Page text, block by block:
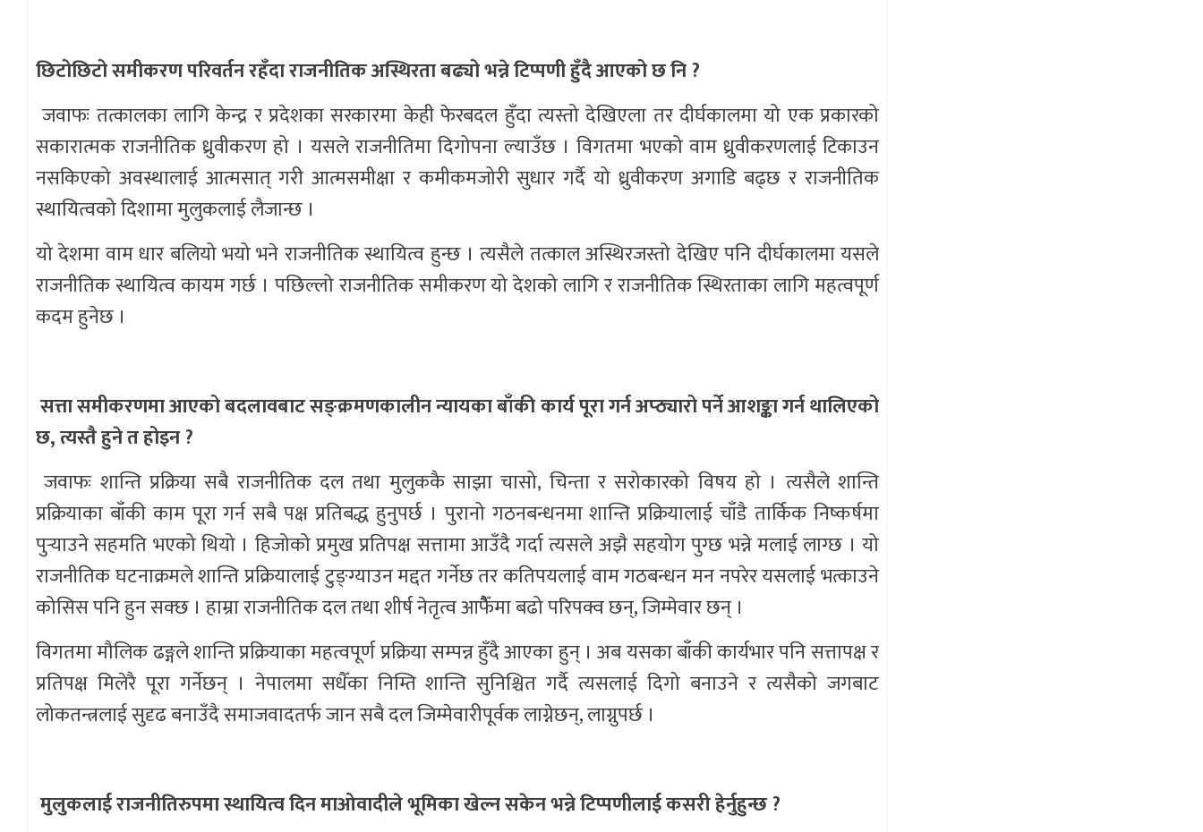
छिटोछिटो समीकरण परिवर्तन रहँदा राजनीतिक अस्थिरता बढ्यो भन्ने टिप्पणी हुँदै आएको छ नि ?
जवाफः तत्कालका लागि केन्द्र र प्रदेशका सरकारमा केही फेरबदल हुँदा त्यस्तो देखिएला तर दीर्घकालमा यो एक प्रकारको
सकारात्मक राजनीतिक ध्रुवीकरण हो । यसले राजनीतिमा दिगोपना ल्याउँछ । विगतमा भएको वाम ध्रुवीकरणलाई टिकाउन
नसकिएको अवस्थालाई आत्मसात् गरी आत्मसमीक्षा र कमीकमजोरी सुधार गर्दै यो ध्रुवीकरण अगाडि बढ्छ र राजनीतिक
स्थायित्वको दिशामा मुलुकलाई लैजान्छ ।
यो देशमा वाम धार बलियो भयो भने राजनीतिक स्थायित्व हुन्छ । त्यसैले तत्काल अस्थिरजस्तो देखिए पनि दीर्घकालमा यसले
राजनीतिक स्थायित्व कायम गर्छ । पछिल्लो राजनीतिक समीकरण यो देशको लागि र राजनीतिक स्थिरताका लागि महत्वपूर्ण
कदम हुनेछ ।
सत्ता समीकरणमा आएको बदलावबाट सङ्क्रमणकालीन न्यायका बाँकी कार्य पूरा गर्न अप्ठ्यारो पर्ने आशङ्का गर्न थालिएको
छ, त्यस्तै हुने त होइन ?
जवाफः शान्ति प्रक्रिया सबै राजनीतिक दल तथा मुलुककै साझा चासो, चिन्ता र सरोकारको विषय हो । त्यसैले शान्ति
प्रक्रियाका बाँकी काम पूरा गर्न सबै पक्ष प्रतिबद्ध हुनुपर्छ । पुरानो गठनबन्धनमा शान्ति प्रक्रियालाई चाँडै तार्किक निष्कर्षमा
पुर्‍याउने सहमति भएको थियो । हिजोको प्रमुख प्रतिपक्ष सत्तामा आउँदै गर्दा त्यसले अझै सहयोग पुग्छ भन्ने मलाई लाग्छ । यो
राजनीतिक घटनाक्रमले शान्ति प्रक्रियालाई टुङ्ग्याउन मद्दत गर्नेछ तर कतिपयलाई वाम गठबन्धन मन नपरेर यसलाई भत्काउने
कोसिस पनि हुन सक्छ । हाम्रा राजनीतिक दल तथा शीर्ष नेतृत्व आफैैँमा बढो परिपक्व छन्, जिम्मेवार छन् ।
विगतमा मौलिक ढङ्गले शान्ति प्रक्रियाका महत्वपूर्ण प्रक्रिया सम्पन्न हुँदै आएका हुन् । अब यसका बाँकी कार्यभार पनि सत्तापक्ष र
प्रतिपक्ष मिलेरै पूरा गर्नेछन् । नेपालमा सधैँका निम्ति शान्ति सुनिश्चित गर्दै त्यसलाई दिगो बनाउने र त्यसैको जगबाट
लोकतन्त्रलाई सुदृढ बनाउँदै समाजवादतर्फ जान सबै दल जिम्मेवारीपूर्वक लाग्नेछन्, लाग्नुपर्छ ।
मुलुकलाई राजनीतिरुपमा स्थायित्व दिन माओवादीले भूमिका खेल्न सकेन भन्ने टिप्पणीलाई कसरी हेर्नुहुन्छ ?